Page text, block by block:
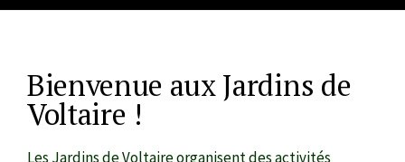
Bienvenue aux Jardins de
Voltaire !
Les Jardins de Voltaire organisent des activités